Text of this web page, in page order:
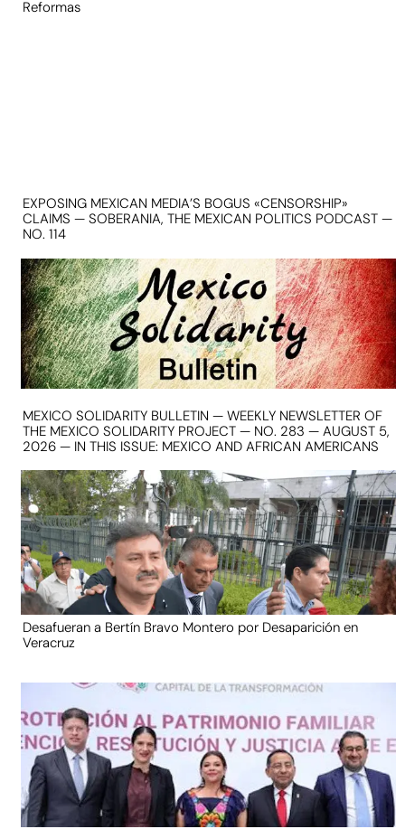
Reformas
EXPOSING MEXICAN MEDIA’S BOGUS «CENSORSHIP»
CLAIMS — SOBERANIA, THE MEXICAN POLITICS PODCAST —
NO. 114
MEXICO SOLIDARITY BULLETIN — WEEKLY NEWSLETTER OF
THE MEXICO SOLIDARITY PROJECT — NO. 283 — AUGUST 5,
2026 — IN THIS ISSUE: MEXICO AND AFRICAN AMERICANS
Desafueran a Bertín Bravo Montero por Desaparición en
Veracruz